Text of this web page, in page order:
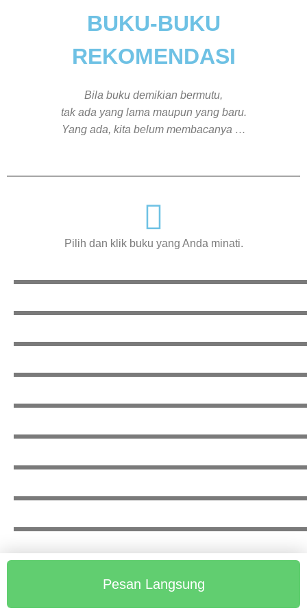
BUKU-BUKU
REKOMENDASI
Bila buku demikian bermutu,
tak ada yang lama maupun yang baru.
Yang ada, kita belum membacanya …
Pilih dan klik buku yang Anda minati.
Pesan Langsung